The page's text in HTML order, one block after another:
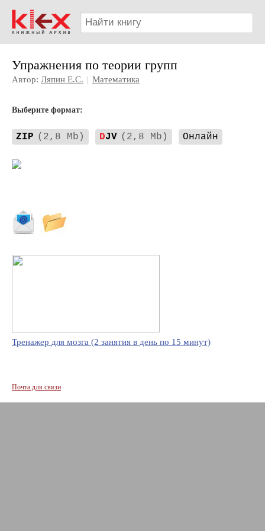
Упражнения по теории групп
Автор: Ляпин Е.С. | Математика
Выберите формат:
ZIP (2,8 Mb) DJV (2,8 Mb) Онлайн
Тренажер для мозга (2 занятия в день по 15 минут)
Почта для связи